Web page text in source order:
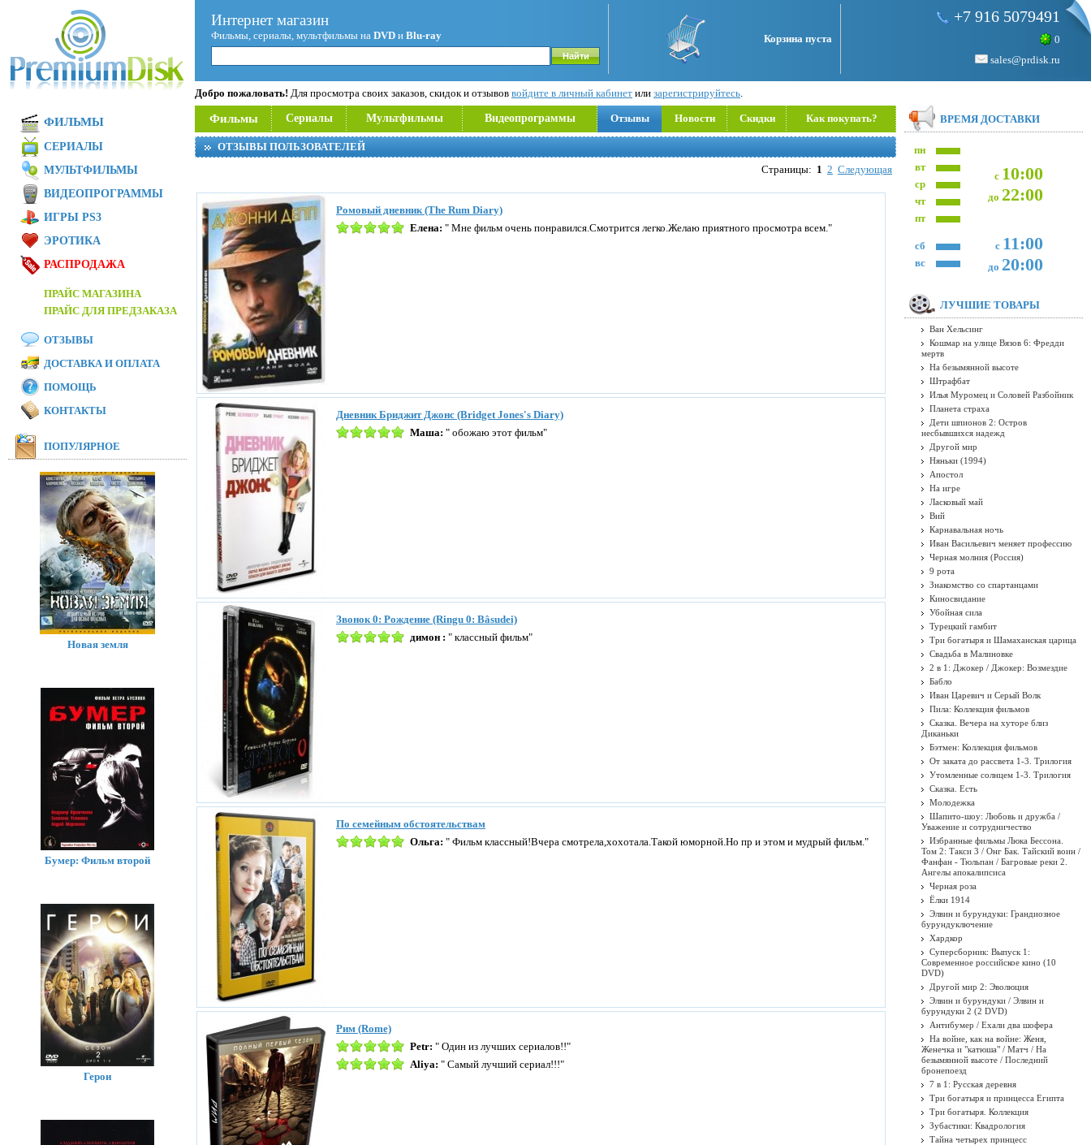
Интернет магазин
Фильмы, сериалы, мультфильмы на DVD и Blu-ray Корзина пуста
+7 916 5079491
0
sales@prdisk.ru
Добро пожаловать! Для просмотра своих заказов, скидок и отзывов войдите в личный кабинет или зарегистрируйтесь.
Фильмы Сериалы Мультфильмы Видеопрограммы Отзывы Новости Скидки Как покупать?
ОТЗЫВЫ ПОЛЬЗОВАТЕЛЕЙ
Страницы: 1 2 Следующая
Ромовый дневник (The Rum Diary)
Елена: " Мне фильм очень понравился.Смотрится легко.Желаю приятного просмотра всем."
Дневник Бриджит Джонс (Bridget Jones's Diary)
Маша: " обожаю этот фильм"
Звонок 0: Рождение (Ringu 0: Bâsudei)
димон : " классный фильм"
По семейным обстоятельствам
Ольга: " Фильм классный!Вчера смотрела,хохотала.Такой юморной.Но пр и этом и мудрый фильм."
Рим (Rome)
Petr: " Один из лучших сериалов!!"
Aliya: " Самый лучший сериал!!!"
ФИЛЬМЫ
СЕРИАЛЫ
МУЛЬТФИЛЬМЫ
ВИДЕОПРОГРАММЫ
ИГРЫ PS3
ЭРОТИКА
РАСПРОДАЖА
ПРАЙС МАГАЗИНА
ПРАЙС ДЛЯ ПРЕДЗАКАЗА
ОТЗЫВЫ
ДОСТАВКА И ОПЛАТА
ПОМОЩЬ
КОНТАКТЫ
ПОПУЛЯРНОЕ
Новая земля
Бумер: Фильм второй
Герои
ВРЕМЯ ДОСТАВКИ
пн
с 10:00
до 22:00
вт
ср
чт
пт
с 11:00
до 20:00
сб
вс
ЛУЧШИЕ ТОВАРЫ
Ван Хельсинг
Кошмар на улице Вязов 6: Фредди
мертв
На безымянной высоте
Штрафбат
Илья Муромец и Соловей Разбойник
Планета страха
Дети шпионов 2: Остров
несбывшихся надежд
Другой мир
Няньки (1994)
Апостол
На игре
Ласковый май
Вий
Карнавальная ночь
Иван Васильевич меняет профессию
Черная молния (Россия)
9 рота
Знакомство со спартанцами
Киносвидание
Убойная сила
Турецкий гамбит
Три богатыря и Шамаханская царица
Свадьба в Малиновке
2 в 1: Джокер / Джокер: Возмездие
Бабло
Иван Царевич и Серый Волк
Пила: Коллекция фильмов
Сказка. Вечера на хуторе близ
Диканьки
Бэтмен: Коллекция фильмов
От заката до рассвета 1-3. Трилогия
Утомленные солнцем 1-3. Трилогия
Сказка. Есть
Молодежка
Шапито-шоу: Любовь и дружба /
Уважение и сотрудничество
Избранные фильмы Люка Бессона.
Том 2: Такси 3 / Онг Бак. Тайский воин /
Фанфан - Тюльпан / Багровые реки 2.
Ангелы апокалипсиса
Черная роза
Ёлки 1914
Элвин и бурундуки: Грандиозное
бурундуключение
Хардкор
Суперсборник: Выпуск 1:
Современное российское кино (10
DVD)
Другой мир 2: Эволюция
Элвин и бурундуки / Элвин и
бурундуки 2 (2 DVD)
Антибумер / Ехали два шофера
На войне, как на войне: Женя,
Женечка и "катюша" / Матч / На
безымянной высоте / Последний
бронепоезд
7 в 1: Русская деревня
Три богатыря и принцесса Египта
Три богатыря. Коллекция
Зубастики: Квадрология
Тайна четырех принцесс